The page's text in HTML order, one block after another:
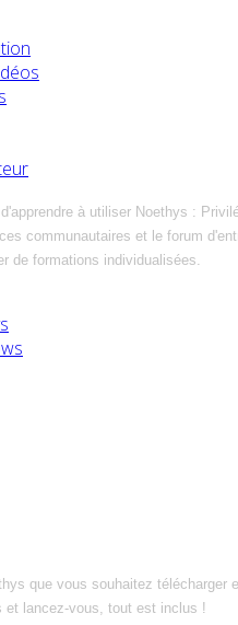
à utiliser Noethys :
communautaires et le forum
de formations individualisées.
que vous souhaitez télécharger
et lancez-vous, tout est inclus !